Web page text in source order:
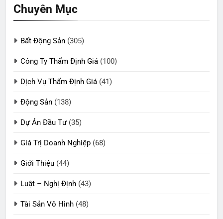
Chuyên Mục
Bất Động Sản (305)
Công Ty Thẩm Định Giá (100)
Dịch Vụ Thẩm Định Giá (41)
Động Sản (138)
Dự Án Đầu Tư(35)
Giá Trị Doanh Nghiệp (68)
Giới Thiệu (44)
Luật – Nghị Định (43)
Tài Sản Vô Hình (48)